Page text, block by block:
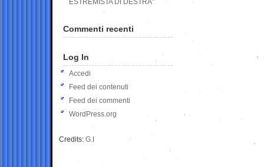
ESTREMISTA DI DESTRA”
Commenti recenti
Log In
Accedi
Feed dei contenuti
Feed dei commenti
WordPress.org
Credits: G.I